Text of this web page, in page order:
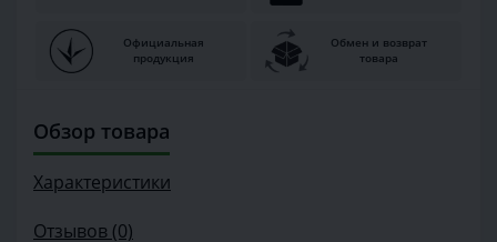
Официальная
продукция
Обмен и возврат
товара
Обзор товара
Характеристики
Отзывов (0)